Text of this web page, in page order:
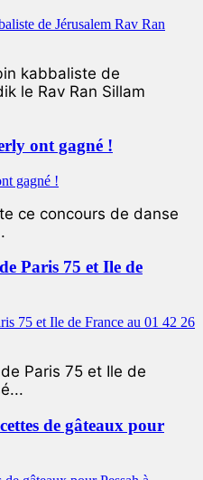
kabbaliste de
le Rav Ran Sillam
ont gagné !
ce concours de danse
Paris 75 et Ile de
Paris 75 et Ile de
de gâteaux pour